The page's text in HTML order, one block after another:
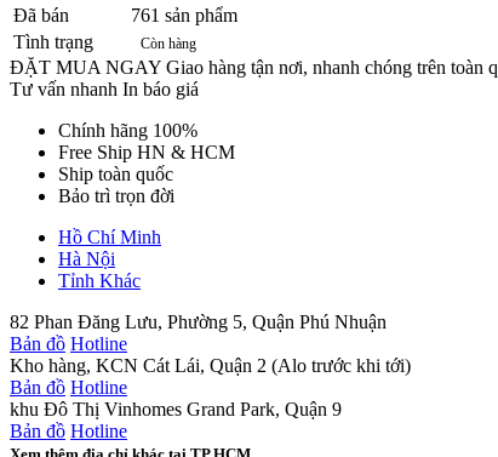
Đã bán
761 sản phẩm
Tình trạng
Còn hàng
ĐẶT MUA NGAY Giao hàng tận nơi, nhanh chóng trên toàn
Tư vấn nhanh In báo giá
Chính hãng 100%
Free Ship HN & HCM
Ship toàn quốc
Bảo trì trọn đời
Hồ Chí Minh
Hà Nội
Tỉnh Khác
82 Phan Đăng Lưu, Phường 5, Quận Phú Nhuận
Bản đồ Hotline
Kho hàng, KCN Cát Lái, Quận 2 (Alo trước khi tới)
Bản đồ Hotline
khu Đô Thị Vinhomes Grand Park, Quận 9
Bản đồ Hotline